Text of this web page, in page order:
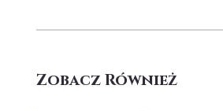
Zobacz Również